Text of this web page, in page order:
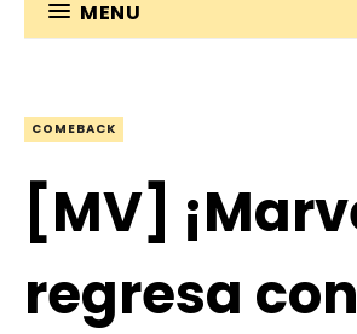
MENU
COMEBACK
[MV]
regresa con